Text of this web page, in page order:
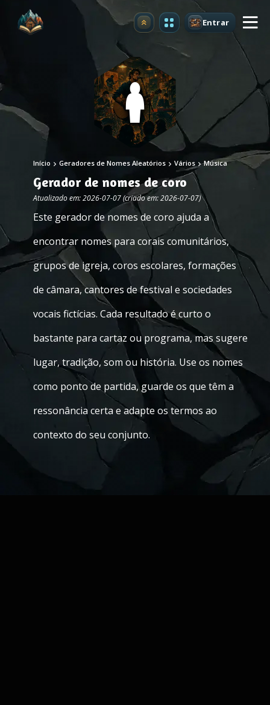
Atualizar Entrar
Início Geradores de Nomes Aleatórios Vários Música
Gerador de nomes de coro
Atualizado em: 2026-07-07 (criado em: 2026-07-07)
Este gerador de nomes de coro ajuda a
encontrar nomes para corais comunitários,
grupos de igreja, coros escolares, formações
de câmara, cantores de festival e sociedades
vocais fictícias. Cada resultado é curto o
bastante para cartaz ou programa, mas sugere
lugar, tradição, som ou história. Use os nomes
como ponto de partida, guarde os que têm a
ressonância certa e adapte os termos ao
contexto do seu conjunto.